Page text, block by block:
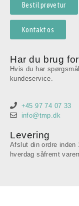
Bestil prøvetur
Kontakt os
Har du brug
Hvis du har
kundeservice.
+45 97 74 07 33
info@tmp.dk
Levering
Afslut din ordre
hverdag såfremt